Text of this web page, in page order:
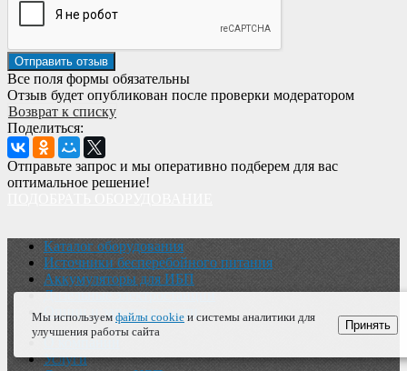
Все поля формы обязательны
Отзыв будет опубликован после проверки модератором
Возврат к списку
Поделиться:
Отправьте запрос и мы оперативно подберем для вас
оптимальное решение!
Каталог оборудования
Источники бесперебойного питания
Аккумуляторы для ИБП
Дизельные электростанции
Опции и запасные части
О компании
Услуги
Мы используем файлы cookie и системы аналитики для
улучшения работы сайта
Принять